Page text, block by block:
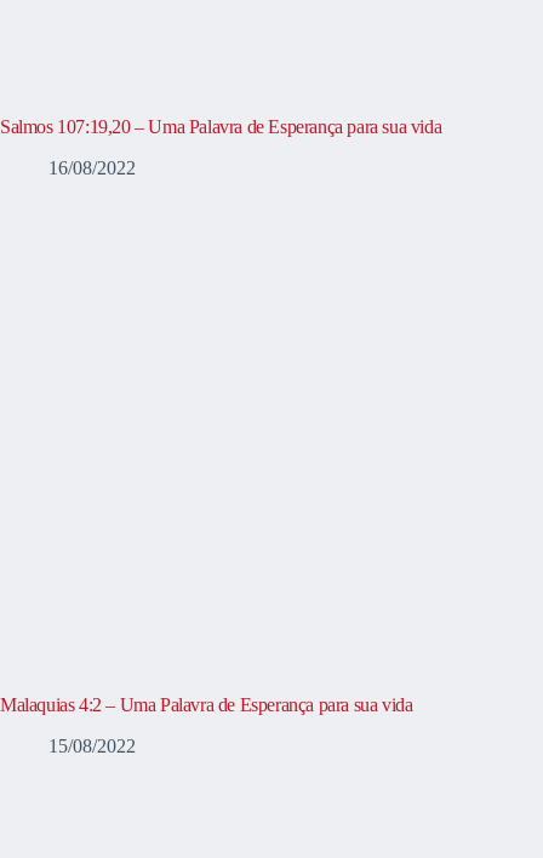
Salmos 107:19,20 – Uma Palavra de Esperança para sua vida
16/08/2022
Malaquias 4:2 – Uma Palavra de Esperança para sua vida
15/08/2022